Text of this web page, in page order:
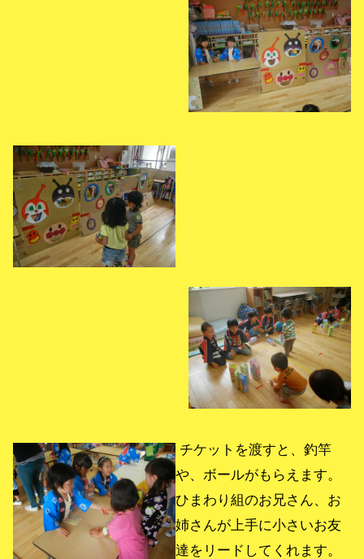
チケットを渡すと、釣竿
や、ボールがもらえます。
ひまわり組のお兄さん、お
姉さんが上手に小さいお友
達をリードしてくれます。